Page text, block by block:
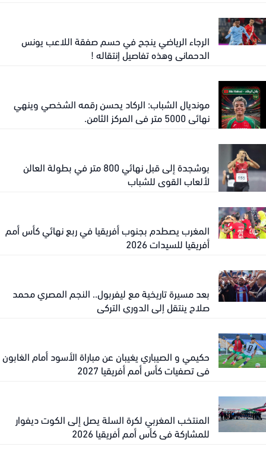
الرجاء الرياضي ينجح في حسم صفقة اللاعب يونس
الدحماني وهذه تفاصيل إنتقاله !
مونديال الشباب: الركاد يحسن رقمه الشخصي وينهي
نهائي 5000 متر في المركز الثامن.
بوشجدة إلى قبل نهائي 800 متر في بطولة العالن
لألعاب القوى للشباب
المغرب يصطدم بجنوب أفريقيا في ربع نهائي كأس أمم
أفريقيا للسيدات 2026
بعد مسيرة تاريخية مع ليفربول.. النجم المصري محمد
صلاح ينتقل إلى الدوري التركي
حكيمي و الصيباري يغيبان عن مباراة الأسود أمام الغابون
في تصفيات كأس أمم أفريقيا 2027
المنتخب المغربي لكرة السلة يصل إلى الكوت ديفوار
للمشاركة في كأس أمم أفريقيا 2026